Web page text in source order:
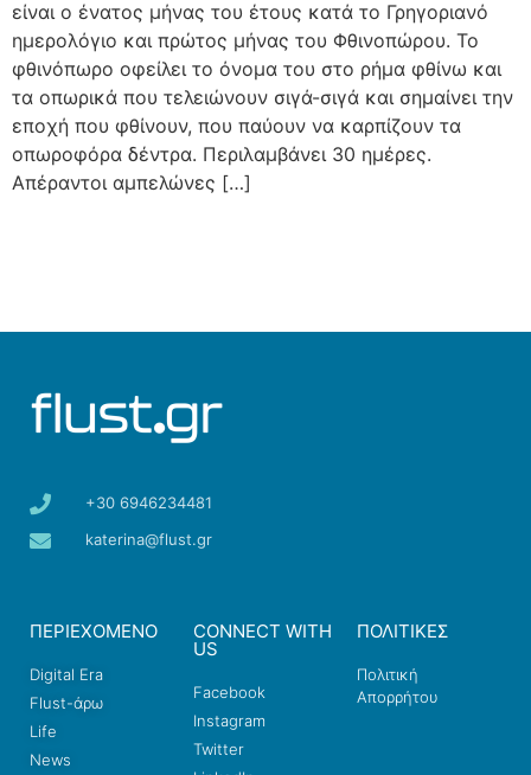
είναι ο ένατος μήνας του έτους κατά το Γρηγοριανό
ημερολόγιο και πρώτος μήνας του Φθινοπώρου. Το
φθινόπωρο οφείλει το όνομα του στο ρήμα φθίνω και
τα οπωρικά που τελειώνουν σιγά-σιγά και σημαίνει την
εποχή που φθίνουν, που παύουν να καρπίζουν τα
οπωροφόρα δέντρα. Περιλαμβάνει 30 ημέρες.
Απέραντοι αμπελώνες […]
+30 6946234481
katerina@flust.gr
ΠΕΡΙΕΧΟΜΕΝΟ
Digital Era
Flust-άρω
Life
News
CONNECT WITH
US
Facebook
Instagram
Twitter
ΠΟΛΙΤΙΚΕΣ
Πολιτική
Απορρήτου